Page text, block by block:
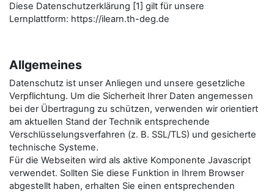
Diese Datenschutzerklärung [1] gilt für unsere
Lernplattform: https://ilearn.th-deg.de
Allgemeines
Datenschutz ist unser Anliegen und unsere gesetzliche
Verpflichtung. Um die Sicherheit Ihrer Daten angemessen
bei der Übertragung zu schützen, verwenden wir orientiert
am aktuellen Stand der Technik entsprechende
Verschlüsselungsverfahren (z. B. SSL/TLS) und gesicherte
technische Systeme.
Für die Webseiten wird als aktive Komponente Javascript
verwendet. Sollten Sie diese Funktion in Ihrem Browser
abgestellt haben, erhalten Sie einen entsprechenden